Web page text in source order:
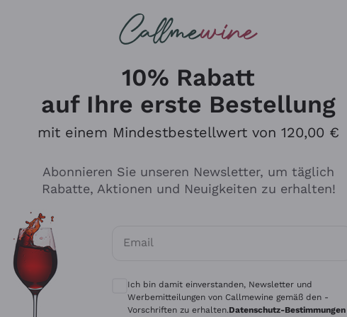
du suchst
Tenuta San Leonardo
Alessandra Divella
Für
10% Rabatt
auf Ihre erste Bestellung
mit einem Mindestbestellwert von 120,00 €
Abonnieren Sie unseren Newsletter, um täglich
Rabatte, Aktionen und Neuigkeiten zu erhalten!
Email
Optionale Einwilligungen zum Erhalt von
Ich bin damit einverstanden, Newsletter und
Werbemitteilungen von Callmewine gemäß den -
Vorschriften zu erhalten.Datenschutz-Bestimmungen